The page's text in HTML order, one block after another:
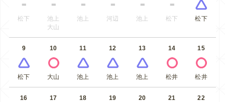
松下
池上
大山
池上 河辺 池上 松下 松下
9
松下
10
大山
11
池上
12
池上
13
池上
14
松井
15
松井
16 17 18 19 20 21 22